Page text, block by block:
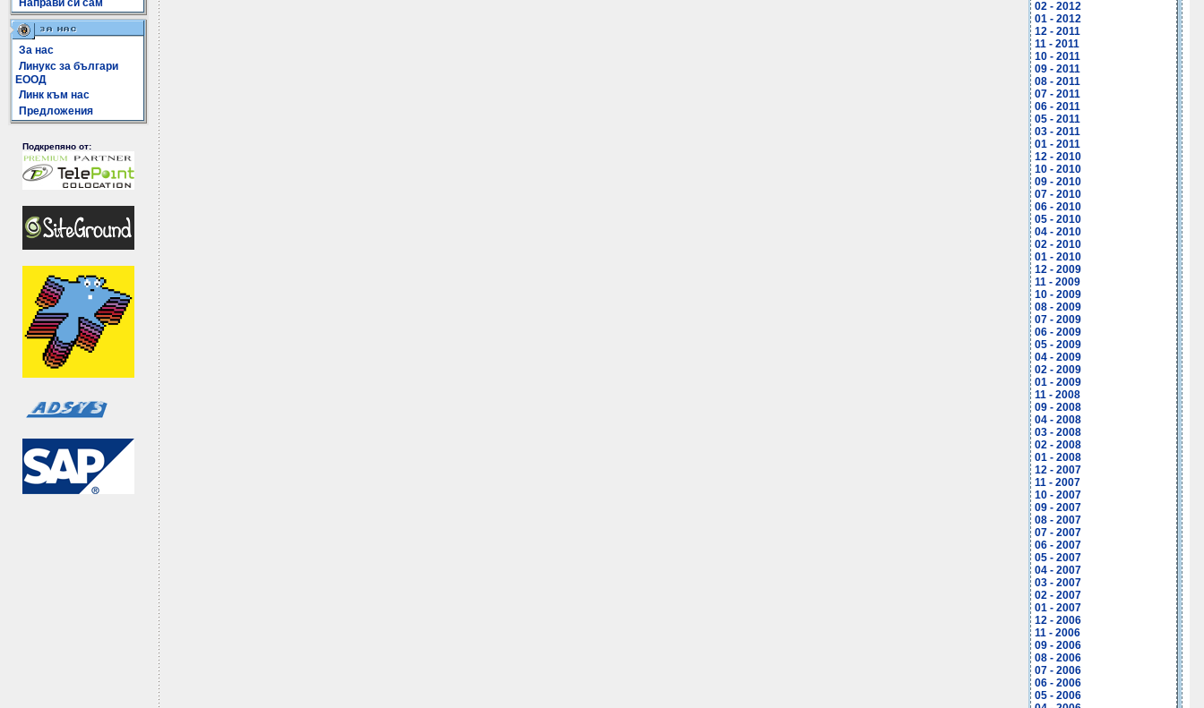
Направи си сам
За нас
Линукс за българи
ЕООД
Линк към нас
Предложения
Подкрепяно от:
02 - 2012
01 - 2012
12 - 2011
11 - 2011
10 - 2011
09 - 2011
08 - 2011
07 - 2011
06 - 2011
05 - 2011
03 - 2011
01 - 2011
12 - 2010
10 - 2010
09 - 2010
07 - 2010
06 - 2010
05 - 2010
04 - 2010
02 - 2010
01 - 2010
12 - 2009
11 - 2009
10 - 2009
08 - 2009
07 - 2009
06 - 2009
05 - 2009
04 - 2009
02 - 2009
01 - 2009
11 - 2008
09 - 2008
04 - 2008
03 - 2008
02 - 2008
01 - 2008
12 - 2007
11 - 2007
10 - 2007
09 - 2007
08 - 2007
07 - 2007
06 - 2007
05 - 2007
04 - 2007
03 - 2007
02 - 2007
01 - 2007
12 - 2006
11 - 2006
09 - 2006
08 - 2006
07 - 2006
06 - 2006
05 - 2006